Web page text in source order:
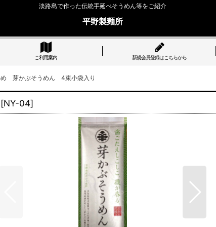
淡路島で作った伝統手延べそうめん等をご紹介
平野製麺所
ご利用案内 新規会員登録はこちらから
芽かぶそうめん 4束小袋入り
[NY-04]